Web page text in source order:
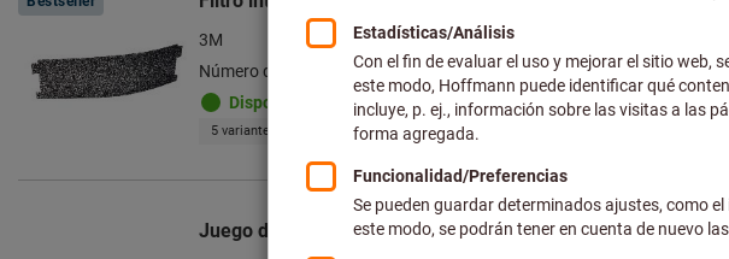
3M
Número de artículo: 097285
Disponible
5 variantes
Juego de filtros previos, 10 piezas para PowerCap Active par